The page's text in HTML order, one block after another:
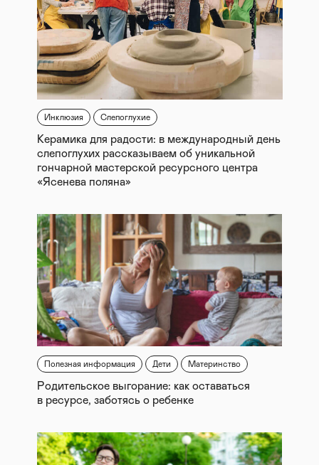
Инклюзия Слепоглухие
Керамика для радости: в международный день
слепоглухих рассказываем об уникальной
гончарной мастерской ресурсного центра
«Ясенева поляна»
Полезная информация Дети Материнство
Родительское выгорание: как оставаться
в ресурсе, заботясь о ребенке